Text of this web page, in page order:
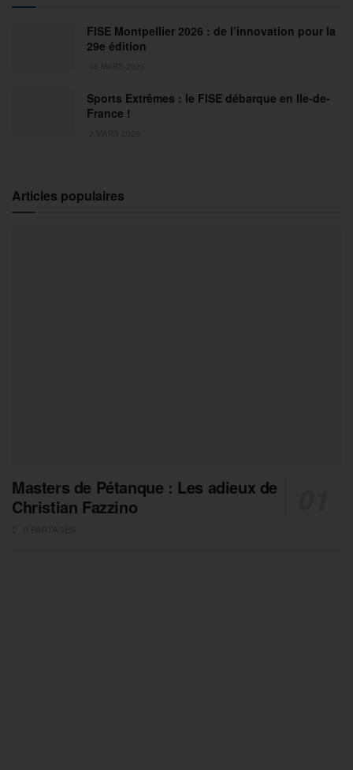
FISE Montpellier 2026 : de l’innovation pour la
29e édition
Sports Extrêmes : le FISE débarque en Ile-de-
France !
Articles populaires
Masters de Pétanque : Les adieux de
Christian Fazzino